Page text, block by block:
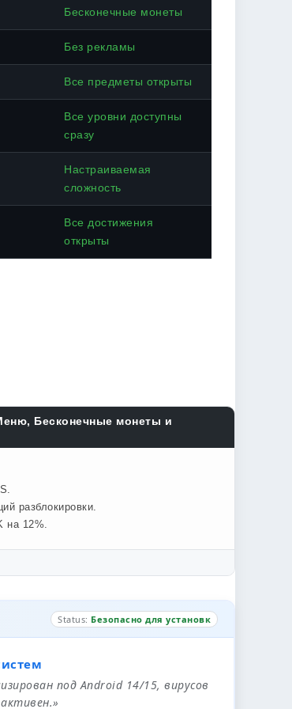
Бесконечные монеты
Без рекламы
Все предметы открыты
Все уровни доступны
сразу
Настраиваемая
сложность
Все достижения
открыты
Бесконечные монеты и
разблокировки.
на 12%.
Status: Безопасно для установк
под Android 14/15, вирусов